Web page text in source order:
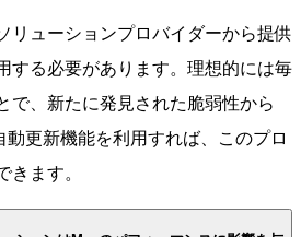
リューションプロバイダーから提供
する必要があります。理想的には毎
で、新たに発見された脆弱性から
動更新機能を利用すれば、このプロ
きます。